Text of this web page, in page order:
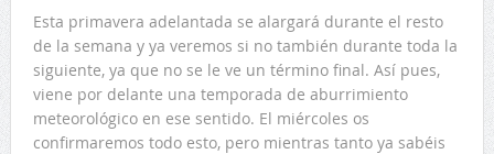
Esta primavera adelantada se alargará durante el resto
de la semana y ya veremos si no también durante toda la
siguiente, ya que no se le ve un término final. Así pues,
viene por delante una temporada de aburrimiento
meteorológico en ese sentido. El miércoles os
confirmaremos todo esto, pero mientras tanto ya sabéis